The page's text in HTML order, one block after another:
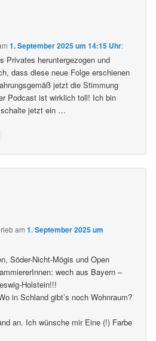
1. September 2025 um 14:15 Uhr:
Privates heruntergezogen und
dass diese neue Folge erschienen
jetzt die Stimmung
Podcast ist wirklich toll! Ich bin
jetzt ein …
am1. September 2025 um
Söder-Nicht-Mögis und Open
wech aus Bayern –
Holstein!!!
in Schland gibt’s noch Wohnraum?
an. Ich wünsche mir Eine (!) Farbe